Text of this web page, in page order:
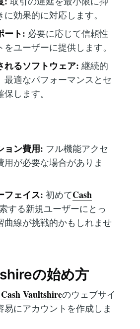
効果的に対応します。
ート: 必要に応じて信頼性
ユーザーに提供します。
れるソフトウェア: 継続的
最適なパフォーマンスとセ
します。
ョン費用: フル機能アクセ
用が必要な場合がありま
フェイス: 初めてCash
する新規ユーザーにとっ
曲線が挑戦的かもしれませ
の始め方
Cash Vaultshireのウェブサイ
易にアカウントを作成しま